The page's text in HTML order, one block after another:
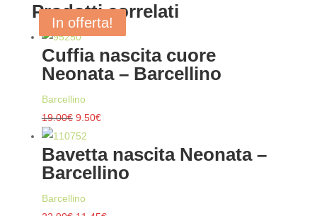
Prodotti correlati
In offerta!
Cuffia nascita cuore
Neonata – Barcellino
Barcellino
19.00€ Il
prezzo
originale
era:
9.50€Il
attuale
è:
In offerta!
Bavetta nascita Neonata –
Barcellino
Barcellino
In offerta!
In offerta!